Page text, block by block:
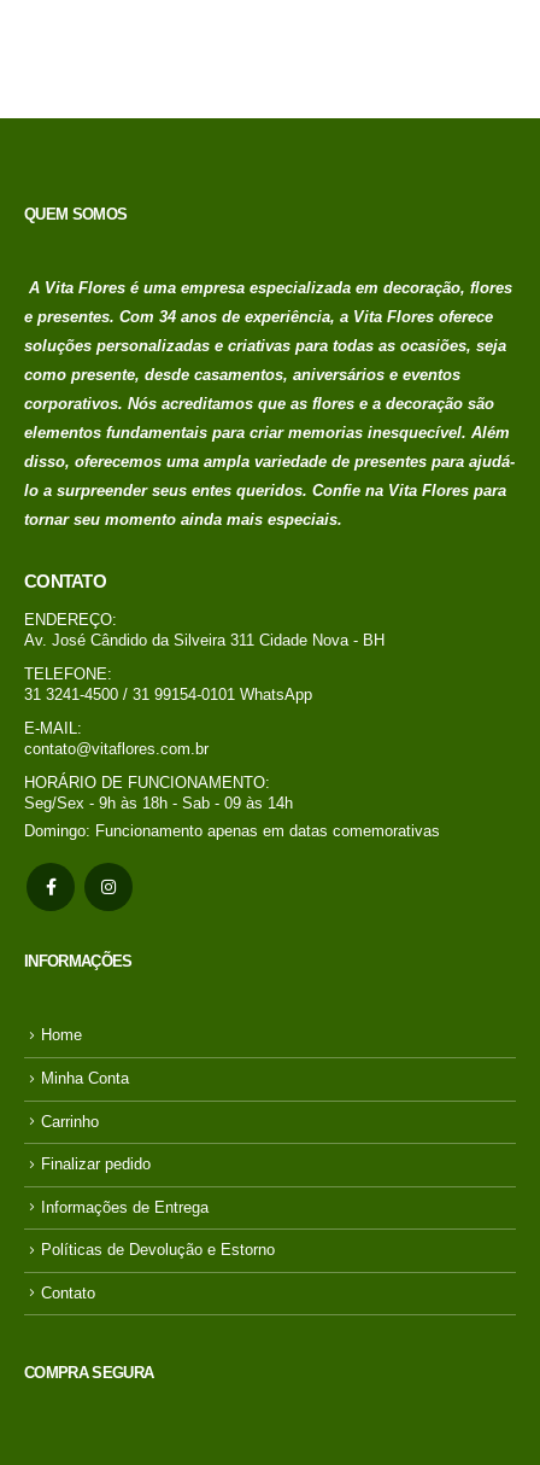
QUEM SOMOS
A Vita Flores é uma empresa especializada em decoração, flores
e presentes. Com 34 anos de experiência, a Vita Flores oferece
soluções personalizadas e criativas para todas as ocasiões, seja
como presente, desde casamentos, aniversários e eventos
corporativos. Nós acreditamos que as flores e a decoração são
elementos fundamentais para criar memorias inesquecível. Além
disso, oferecemos uma ampla variedade de presentes para ajudá-
lo a surpreender seus entes queridos. Confie na Vita Flores para
tornar seu momento ainda mais especiais.
CONTATO
ENDEREÇO:
Av. José Cândido da Silveira 311 Cidade Nova - BH
TELEFONE:
31 3241-4500 / 31 99154-0101 WhatsApp
E-MAIL:
contato@vitaflores.com.br
HORÁRIO DE FUNCIONAMENTO:
Seg/Sex - 9h às 18h - Sab - 09 às 14h
Domingo: Funcionamento apenas em datas comemorativas
INFORMAÇÕES
Home
Minha Conta
Carrinho
Finalizar pedido
Informações de Entrega
Políticas de Devolução e Estorno
Contato
COMPRA SEGURA